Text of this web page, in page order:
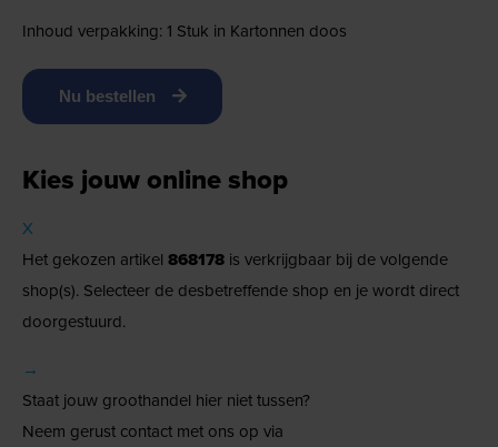
Inhoud verpakking: 1 Stuk in Kartonnen doos
Nu bestellen
Kies jouw online shop
X
Het gekozen artikel 868178 is verkrijgbaar bij de volgende
shop(s). Selecteer de desbetreffende shop en je wordt direct
doorgestuurd.
→
Staat jouw groothandel hier niet tussen?
Neem gerust contact met ons op via